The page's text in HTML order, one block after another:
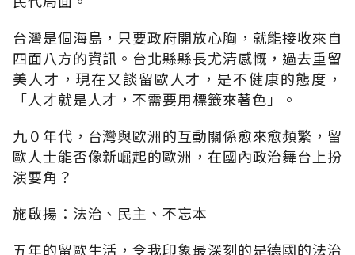
台灣是個海島，只要政府開放心胸，就能接收來自
四面八方的資訊。台北縣縣長尤清感慨，過去重留
美人才，現在又談留歐人才，是不健康的態度，
「人才就是人才，不需要用標籤來著色」。
九０年代，台灣與歐洲的互動關係愈來愈頻繁，留
歐人士能否像新崛起的歐洲，在國內政治舞台上扮
演要角？
施啟揚：法治、民主、不忘本
五年的留歐生活，令我印象最深刻的是德國的法治